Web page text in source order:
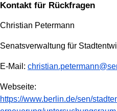
Kontakt für Rückfragen
Christian Petermann
Senatsverwaltung für
E-Mail:
Webseite:
https://www.berlin.de/sen/